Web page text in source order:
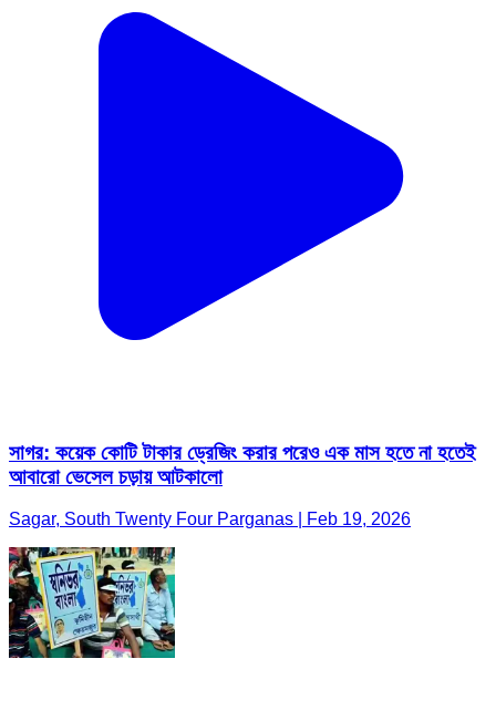
সাগর: কয়েক কোটি টাকার ড্রেজিং করার পরেও এক মাস হতে না হতেই
আবারো ভেসেল চড়ায় আটকালো
Sagar, South Twenty Four Parganas | Feb 19, 2026